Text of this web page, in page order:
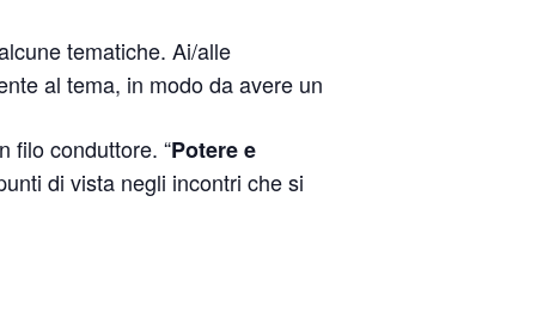
tematiche. Ai/alle
al tema, in modo da avere un
filo conduttore. “Potere e
di vista negli incontri che si